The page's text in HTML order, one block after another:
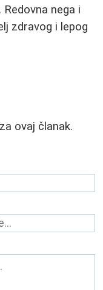
nega i
zdravog i lepog
ovaj članak.